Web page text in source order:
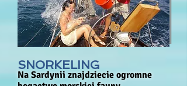
SNORKELING
Na Sardynii znajdziecie ogromne